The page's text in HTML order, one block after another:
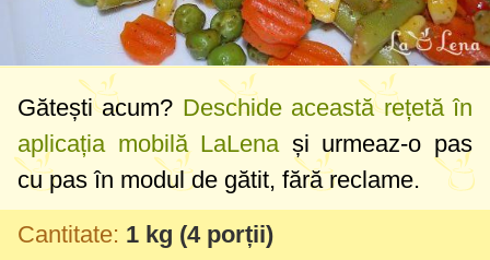
Gătești acum? Deschide această rețetă în
aplicația mobilă LaLenași urmeaz-o pas
cu pas în modul de gătit, fără reclame.
Cantitate: 1 kg (4 porții)